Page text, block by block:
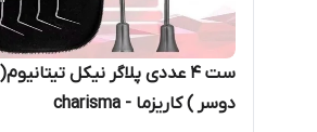
ست ۴ عددی پلاگر نیکل تیتانیوم(
دوسر ) کاریزما - charisma